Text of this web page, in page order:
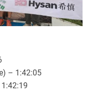
– 1:42:05